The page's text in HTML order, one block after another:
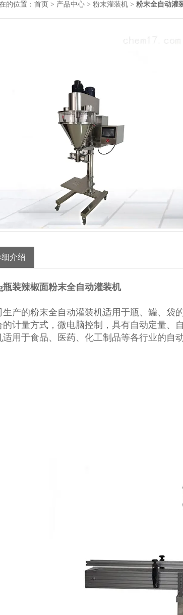
的位置： 首页 > 产品中心 > 粉末灌装机 > 粉末全自动灌
介绍
瓶装辣椒面粉末全自动灌装机
生产的粉末全自动灌装机适用于瓶、罐、袋
的计量方式，微电脑控制，具有自动定量、
适用于食品、医药、化工制品等各行业的自